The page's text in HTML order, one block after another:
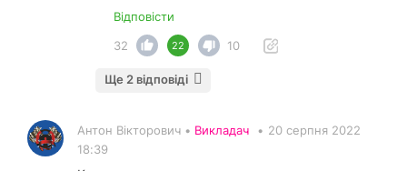
Відповісти
32
22 10
Ще 2 відповіді
Антон Вікторович • Викладач • 20 серпня 2022
18:39